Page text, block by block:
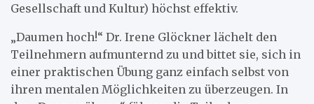
Gesellschaft und Kultur) höchst effektiv.
„Daumen hoch!“ Dr. Irene Glöckner lächelt den
Teilnehmern aufmunternd zu und bittet sie, sich in
einer praktischen Übung ganz einfach selbst von
ihren mentalen Möglichkeiten zu überzeugen. In